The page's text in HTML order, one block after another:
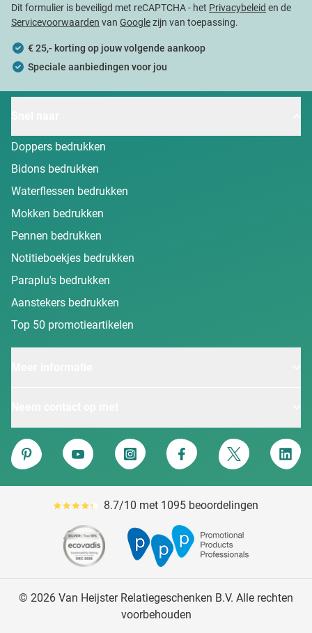
Dit formulier is beveiligd met reCAPTCHA - het Privacybeleid en de
Servicevoorwaarden van Googlezijn van toepassing.
€ 25,- korting op jouw volgende aankoop
Speciale aanbiedingen voor jou
Doppers bedrukken
Bidons bedrukken
Waterflessen bedrukken
Mokken bedrukken
Pennen bedrukken
Notitieboekjes bedrukken
Paraplu's bedrukken
Aanstekers bedrukken
Top 50 promotieartikelen
Van Heijster
Pinterest
YouTube Instagram Facebook Twitter
Gemiddeld reviewpercentage is 87
8.7/10 met 1095 beoordelingen
© 2026 Van Heijster Relatiegeschenken B.V. Alle rechten
voorbehouden